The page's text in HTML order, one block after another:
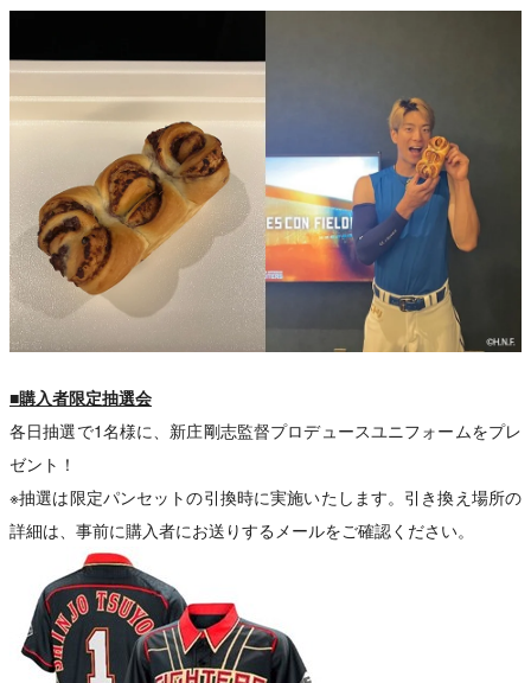
■購入者限定抽選会
各日抽選で1名様に、新庄剛志監督プロデュースユニフォームをプレ
ゼント！
※抽選は限定パンセットの引換時に実施いたします。引き換え場所の
詳細は、事前に購入者にお送りするメールをご確認ください。